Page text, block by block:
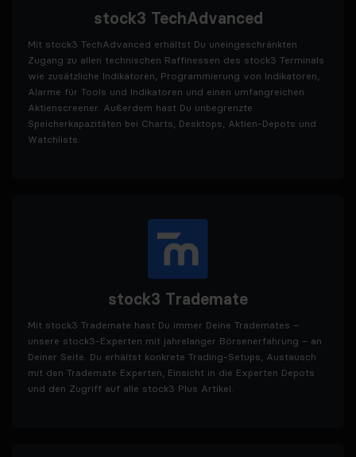
stock3 TechAdvanced
Mit stock3 TechAdvanced erhältst Du uneingeschränkten
Zugang zu allen technischen Raffinessen des stock3 Terminals
wie zusätzliche Indikatoren, Programmierung von Indikatoren,
Alarme für Tools und Indikatoren und einen umfangreichen
Aktienscreener. Außerdem hast Du unbegrenzte
Speicherkapazitäten bei Charts, Desktops, Aktien-Depots und
Watchlists.
stock3 Trademate
Mit stock3 Trademate hast Du immer Deine Trademates –
unsere stock3-Experten mit jahrelanger Börsenerfahrung – an
Deiner Seite. Du erhältst konkrete Trading-Setups, Austausch
mit den Trademate Experten, Einsicht in die Experten Depots
und den Zugriff auf alle stock3 Plus Artikel.